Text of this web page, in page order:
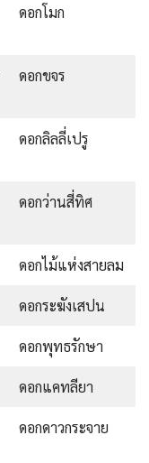
ดอกโมก
ดอกขจร
ดอกลิลลี่เปรู
ดอกว่านสี่ทิศ
ดอกไม้แห่งสายลม
ดอกระฆังเสปน
ดอกพุทธรักษา
ดอกแคทลียา
ดอกดาวกระจาย